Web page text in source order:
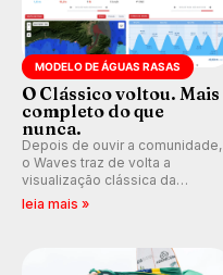
MODELO DE ÁGUAS RASAS
O Clássico voltou. Mais
completo do que
nunca.
Depois de ouvir a comunidade,
o Waves traz de volta a
visualização clássica da
previsão de águas rasas,
ondas para até 16 dias.
leia mais »